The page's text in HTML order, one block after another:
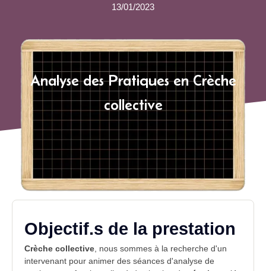
13/01/2023
Analyse des Pratiques en Crèche
collective
Objectif.s de la prestation
Crèche collective , nous sommes à la recherche d'un
intervenant pour animer des séances d'analyse de